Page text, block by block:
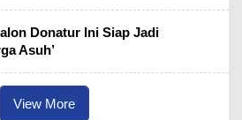
Donatur Ini Siap Jadi
Asuh’
View More